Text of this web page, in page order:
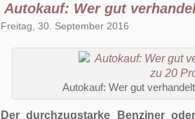
Autokauf: Wer gut
Freitag, 30. September 2016
Autokauf: Wer gut
Der durchzugstarke Benziner